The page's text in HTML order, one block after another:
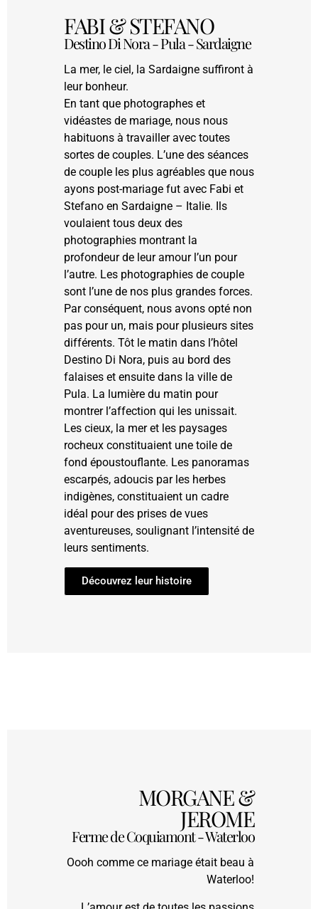
FABI & STEFANO
Destino Di Nora - Pula - Sardaigne
La mer, le ciel, la Sardaigne suffiront à
leur bonheur.
En tant que photographes et
vidéastes de mariage, nous nous
habituons à travailler avec toutes
sortes de couples. L’une des séances
de couple les plus agréables que nous
ayons post-mariage fut avec Fabi et
Stefano en Sardaigne – Italie. Ils
voulaient tous deux des
photographies montrant la
profondeur de leur amour l’un pour
l’autre. Les photographies de couple
sont l’une de nos plus grandes forces.
Par conséquent, nous avons opté non
pas pour un, mais pour plusieurs sites
différents. Tôt le matin dans l’hôtel
Destino Di Nora, puis au bord des
falaises et ensuite dans la ville de
Pula. ​​​​​​​La lumière du matin pour
montrer l’affection qui les unissait.
Les cieux, la mer et les paysages
rocheux constituaient une toile de
fond époustouflante. Les panoramas
escarpés, adoucis par les herbes
indigènes, constituaient un cadre
idéal pour des prises de vues
aventureuses, soulignant l’intensité de
leurs sentiments.
Découvrez leur histoire
MORGANE &
JEROME
Ferme de Coquiamont - Waterloo
Oooh comme ce mariage était beau à
Waterloo!